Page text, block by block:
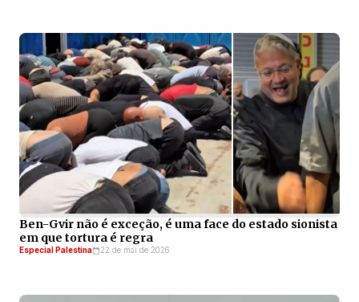
Ben-Gvir não é exceção, é uma face do estado sionista
em que tortura é regra
Especial Palestina 22 de mai de 2026